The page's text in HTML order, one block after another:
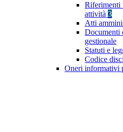
Riferimenti
attività 3
Atti
Documenti
gestionale
Statuti e
Codice
Oneri informativi